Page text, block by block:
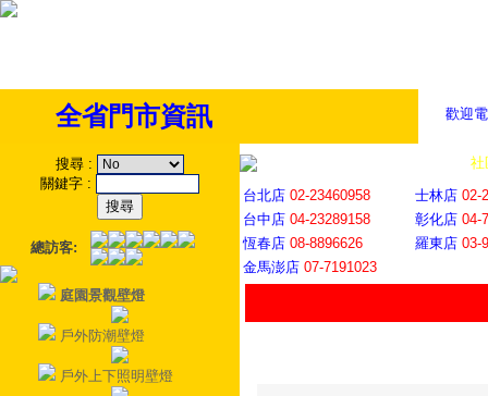
歡迎
全省門市資訊
搜尋 :
關鍵字 :
總訪客:
庭園景觀壁燈
戶外防潮壁燈
戶外上下照明壁燈
社
台北店 02-23460958 士林店 02-
台中店 04-23289158 彰化店 04-
恆春店 08-8896626 羅東店 03-
金馬澎店 07-7191023